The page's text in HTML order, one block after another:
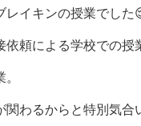
レイキンの授業でした
依頼による学校での
関わるからと特別気